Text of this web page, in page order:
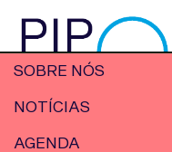
SOBRE NÓS
NOTÍCIAS
AGENDA